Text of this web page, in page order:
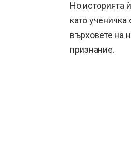
Но историята
като
върховете на
признание.